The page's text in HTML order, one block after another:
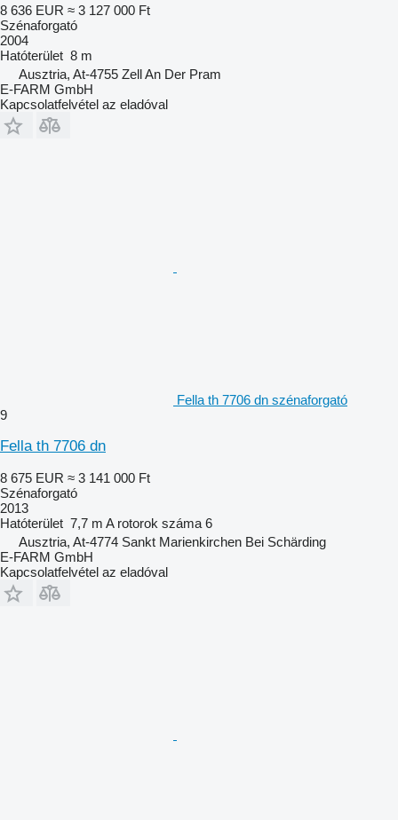
8 636 EUR ≈ 3 127 000 Ft
Szénaforgató
2004
Hatóterület 8 m
Ausztria, At-4755 Zell An Der Pram
E-FARM GmbH
Kapcsolatfelvétel az eladóval
Fella th 7706 dn szénaforgató
9
Fella th 7706 dn
8 675 EUR ≈ 3 141 000 Ft
Szénaforgató
2013
Hatóterület 7,7 m A rotorok száma 6
Ausztria, At-4774 Sankt Marienkirchen Bei Schärding
E-FARM GmbH
Kapcsolatfelvétel az eladóval